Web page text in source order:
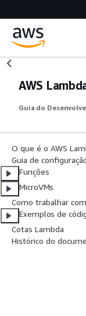
AWS
Guia do
O que é o AWS
Guia de
Funções
MicroVMs
Como trabalhar com
Exemplos de
Cotas Lambda
Histórico do